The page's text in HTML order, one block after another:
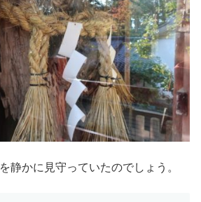
静かに見守っていたのでしょう。